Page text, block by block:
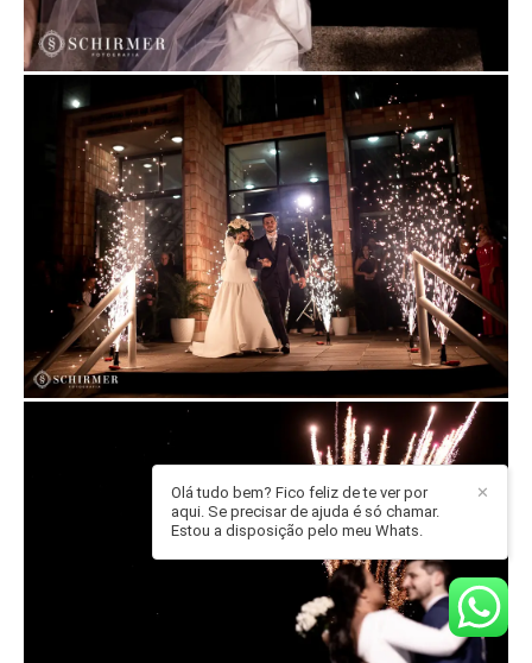
✕
Olá tudo bem? Fico feliz de te ver por
aqui. Se precisar de ajuda é só chamar.
Estou a disposição pelo meu Whats.